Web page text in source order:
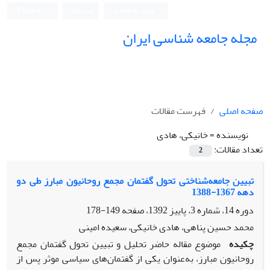
مجله جامعه شناسی ایران
صفحه اصلی
فهرست مقالات
نویسنده =خانیکی، هادی
تعداد مقالات:
2
تبیین جامعه‌شناختی تحول گفتمان مجمع روحانیون مبارز طی دو
دهه 1367-1388
دوره 14، شماره 3، پاییز 1392، صفحه
149-178
محمد حسین پناهی، هادی خانیکی، سعیده امینی
چکیده موضوع مقاله حاضر تحلیل و تبیین تحول گفتمان مجمع
روحانیون مبارز، به‌عنوان یکی از گفتمان‌های سیاسی موثر پس از